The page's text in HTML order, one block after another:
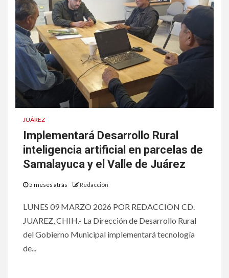
JUÁREZ
Implementará Desarrollo Rural
inteligencia artificial en parcelas de
Samalayuca y el Valle de Juárez
5 meses atrás Redacción
LUNES 09 MARZO 2026 POR REDACCION CD.
JUAREZ, CHIH.- La Dirección de Desarrollo Rural
del Gobierno Municipal implementará tecnología
de...